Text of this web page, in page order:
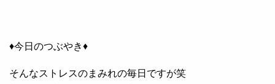
♦今日のつぶやき♦
そんなストレスのまみれの毎日ですが笑